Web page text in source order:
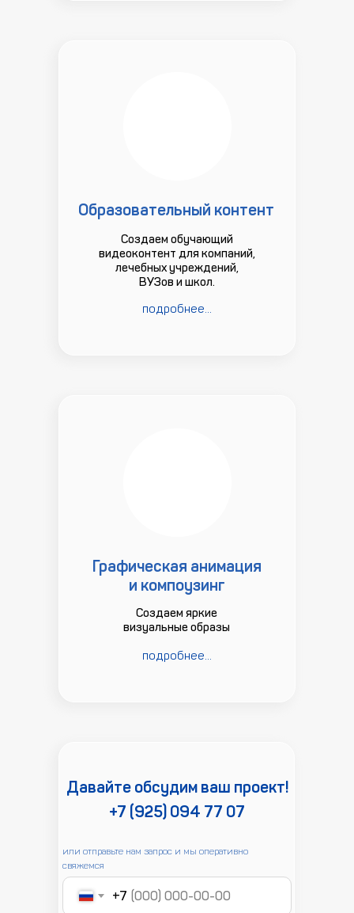
Графическая анимация
и компоузинг
Создаем яркие
визуальные образы
Создаем обучающий
видеоконтент для компаний,
лечебных учреждений,
ВУЗов и школ.
Образовательный контент
или отправьте нам запрос и мы оперативно
свяжемся
+7
Давайте обсудим ваш проект!
+7 (925) 094 77 07
подробнее...
подробнее...